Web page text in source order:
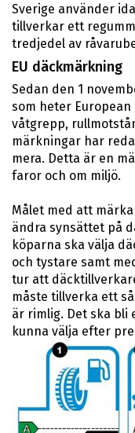
Sverige använder
tillverkar ett
tredjedel av
EU däckmärkning
Sedan den 1
som heter European
våtgrepp,
märkningar har
mera. Detta är en
faror och om miljö.
Målet med att
ändra synsättet på
köparna ska välja
och tystare samt
tur att
måste tillverka ett
är rimlig. Det ska bli
kunna välja efter